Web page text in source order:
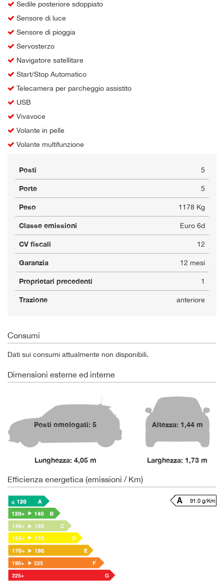
Sedile posteriore sdoppiato
Sensore di luce
Sensore di pioggia
Servosterzo
Navigatore satellitare
Start/Stop Automatico
Telecamera per parcheggio assistito
USB
Vivavoce
Volante in pelle
Volante multifunzione
Posti 5
Porte 5
Peso 1178 Kg
Classe emissioni Euro 6d
CV fiscali 12
Garanzia 12 mesi
Proprietari precedenti 1
Trazione anteriore
Consumi
Dati sui consumi attualmente non disponibili.
Dimensioni esterne ed interne
Posti omologati: 5
Lunghezza: 4,05 m
Altezza: 1,44 m
Larghezza: 1,73 m
Efficienza energetica (emissioni / Km)
91.0 g/Km